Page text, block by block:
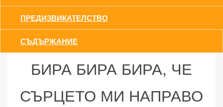
ПРЕДИЗВИКАТЕЛСТВО
СЪДЪРЖАНИЕ
БИРА БИРА БИРА, ЧЕ
СЪРЦЕТО МИ НАПРАВО